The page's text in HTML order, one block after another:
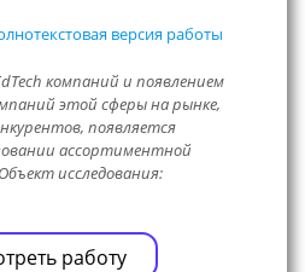
версия работы
компаний и появлением
этой сферы на рынке,
появляется
ассортиментной
исследования:
работу